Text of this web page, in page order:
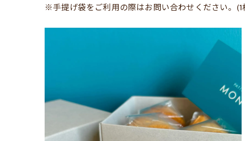
※手提げ袋をご利用の際はお問い合わせください。(1